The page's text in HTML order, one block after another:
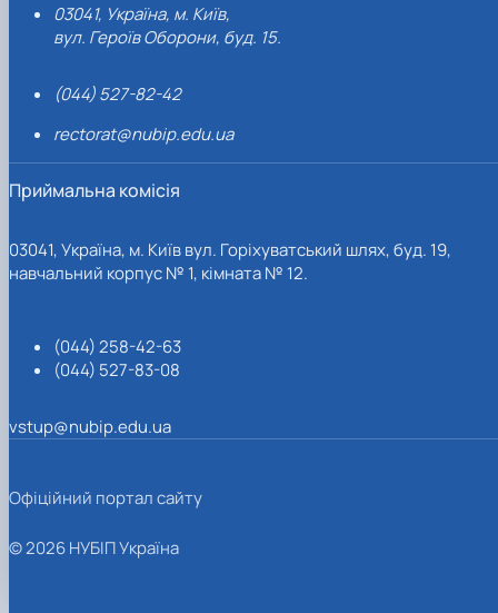
03041, Україна, м. Київ,
вул. Героїв Оборони, буд. 15.
(044) 527-82-42
rectorat@nubip.edu.ua
Приймальна комісія
03041, Україна, м. Київ вул. Горіхуватський шлях, буд. 19,
навчальний корпус № 1, кімната № 12.
(044) 258-42-63
(044) 527-83-08
vstup@nubip.edu.ua
Офіційний портал сайту
© 2026 НУБІП Україна